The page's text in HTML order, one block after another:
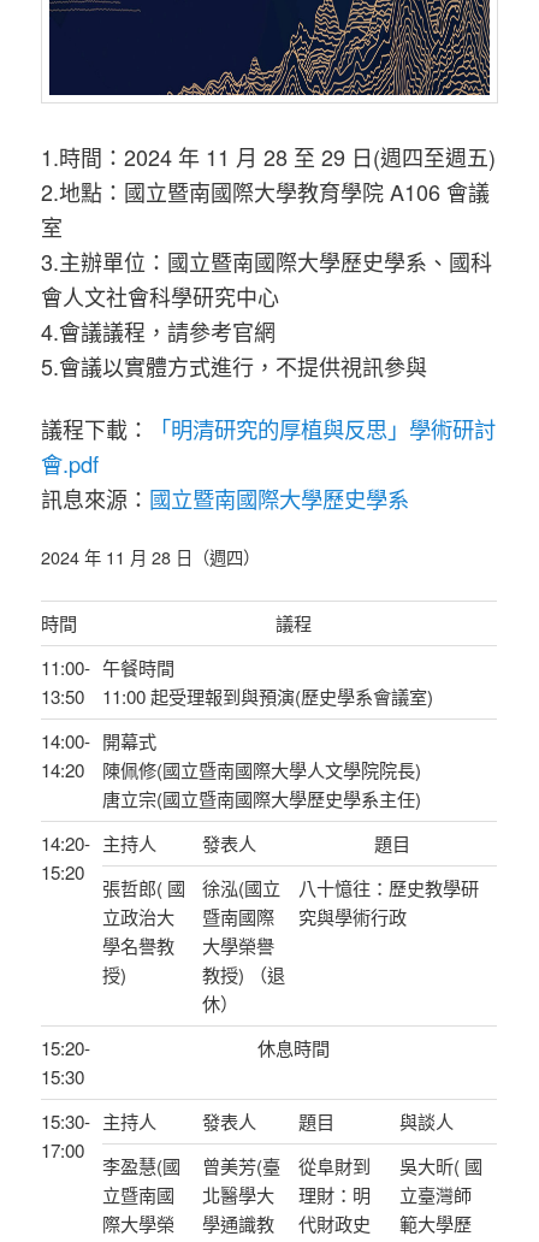
1.時間：2024 年 11 月 28 至 29 日(週四至週五)
2.地點：國立暨南國際大學教育學院 A106 會議
室
3.主辦單位：國立暨南國際大學歷史學系、國科
會人文社會科學研究中心
4.會議議程，請參考官網
5.會議以實體方式進行，不提供視訊參與
議程下載：
「明清研究的厚植與反思」學術研討
會.pdf
訊息來源： 國立暨南國際大學歷史學系
2024 年 11 月 28 日（週四）
時間
議程
11:00-
13:50
午餐時間
11:00 起受理報到與預演(歷史學系會議室)
14:00-
14:20
開幕式
陳佩修(國立暨南國際大學人文學院院長)
唐立宗(國立暨南國際大學歷史學系主任)
14:20-
15:20
主持人 發表人
題目
張哲郎( 國
立政治大
學名譽教
授)
徐泓(國立
暨南國際
大學榮譽
教授) （退
休）
八十憶往：歷史教學研
究與學術行政
15:20-
15:30
休息時間
15:30-
17:00
主持人 發表人 題目
與談人
李盈慧(國
立暨南國
際大學榮
曾美芳(臺
北醫學大
學通識教
從阜財到
理財：明
代財政史
吳大昕( 國
立臺灣師
範大學歷